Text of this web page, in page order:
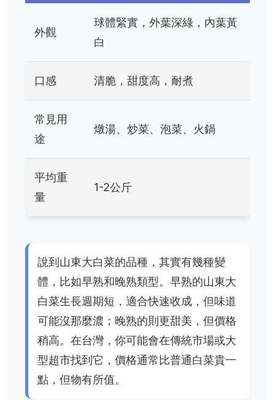
外觀
球體緊實，外葉深綠，內葉黃
白
口感 清脆，甜度高，耐煮
常見用
途
燉湯、炒菜、泡菜、火鍋
平均重
量
1-2公斤
說到山東大白菜的品種，其實有幾種變
體，比如早熟和晚熟類型。早熟的山東大
白菜生長週期短，適合快速收成，但味道
可能沒那麼濃；晚熟的則更甜美，但價格
稍高。在台灣，你可能會在傳統市場或大
型超市找到它，價格通常比普通白菜貴一
點，但物有所值。